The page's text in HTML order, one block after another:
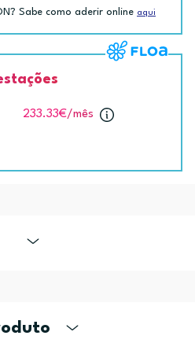
Sabe como aderir online aqui
233.33€/mês